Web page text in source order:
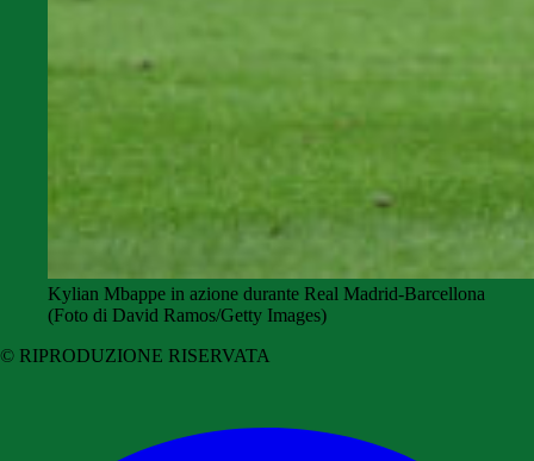
Kylian Mbappe in azione durante Real Madrid-Barcellona
(Foto di David Ramos/Getty Images)
© RIPRODUZIONE RISERVATA